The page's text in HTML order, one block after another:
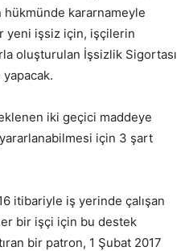
hükmünde kararnameyle
yeni işsiz için, işçilerin
oluşturulan İşsizlik Sigortası
iki geçici maddeye
için 3 şart
itibariyle iş yerinde çalışan
bir işçi için bu destek
bir patron, 1 Şubat 2017